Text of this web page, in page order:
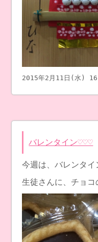
2015年2月11日(水)
バレンタイン♡♡♡
今週は、バレンタ
生徒さんに、チョ